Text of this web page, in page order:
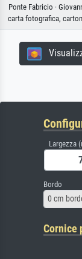
Ponte Fabricio ·
carta fotografica,
Largezza
Bordo
0 cm
Cornice